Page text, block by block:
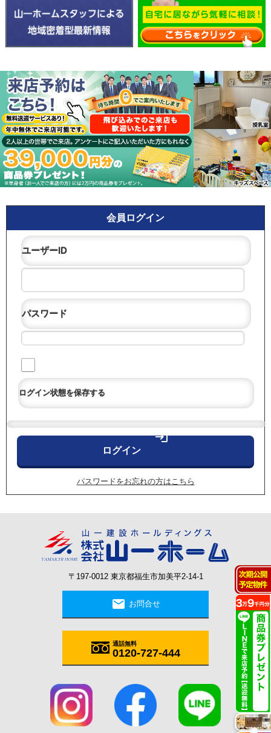
会員ログイン
ユーザーID
パスワード
ログイン状態を保存する
login
パスワードをお忘れの方はこちら
〒197-0012 東京都福生市加美平2-14-1
mail お問合せ
通話無料
0120-727-444
施工実例